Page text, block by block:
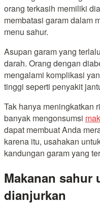
orang terkasih memiliki
membatasi garam dalam
menu sahur.
Asupan garam yang
darah. Orang dengan
mengalami komplikasi
tinggi seperti penyakit
Tak hanya meningkatkan
banyak mengonsumsi
dapat membuat Anda
karena itu, usahakan
kandungan garam yang
Makanan sahur
dianjurkan